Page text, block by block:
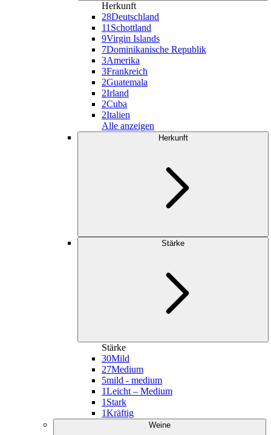
Herkunft
28Deutschland
11 Schottland
9Virgin Islands
7Dominikanische Republik
3Amerika
3Frankreich
2Guatemala
2Irland
2Cuba
2Italien
Alle anzeigen
Herkunft
Stärke
Stärke
30Mild
27Medium
5mild - medium
1Leicht – Medium
1 Stark
1Kräftig
Weine